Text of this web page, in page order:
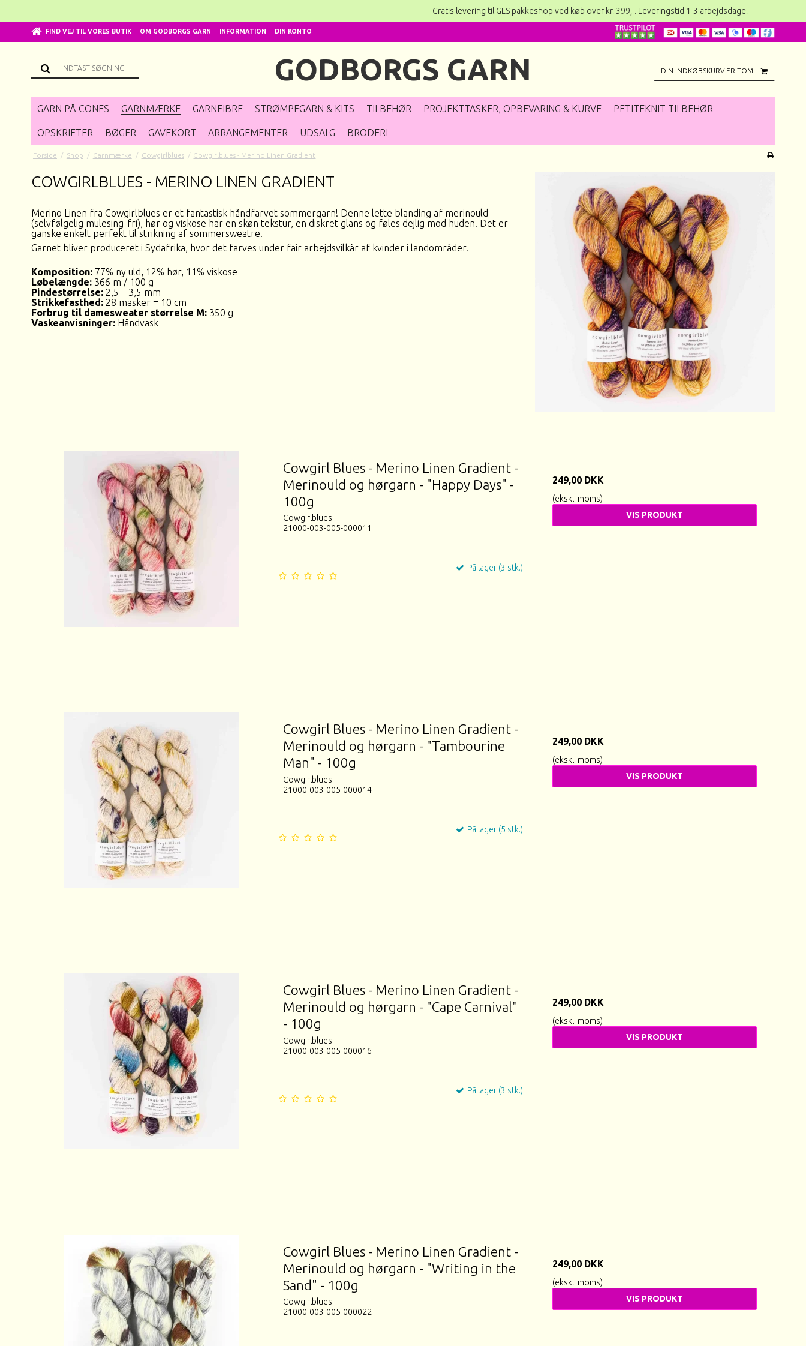
Gratis levering til GLS pakkeshop ved køb over kr. 399,-. Leveringstid 1-3 arbejdsdage. Er du
FIND VEJ TIL VORES BUTIK OM GODBORGS GARN INFORMATION DIN KONTO
GODBORGS GARN DIN INDKØBSKURV ER TOM
GARN PÅ CONES GARNMÆRKE GARNFIBRE STRØMPEGARN & KITS TILBEHØR PROJEKTTASKER, OPBEVARING & KURVE PETITEKNIT TILBEHØR
OPSKRIFTER BØGER GAVEKORT ARRANGEMENTER UDSALG BRODERI
Forside / Shop / Garnmærke / Cowgirlblues / Cowgirlblues - Merino Linen Gradient
COWGIRLBLUES - MERINO LINEN GRADIENT
Merino Linen fra Cowgirlblues er et fantastisk håndfarvet sommergarn! Denne lette blanding af merinould
(selvfølgelig mulesing-fri), hør og viskose har en skøn tekstur, en diskret glans og føles dejlig mod huden. Det er
ganske enkelt perfekt til strikning af sommersweatre!
Garnet bliver produceret i Sydafrika, hvor det farves under fair arbejdsvilkår af kvinder i landområder.
Komposition: 77% ny uld, 12% hør, 11% viskose
Løbelængde: 366 m / 100 g
Pindestørrelse: 2,5 – 3,5 mm
Strikkefasthed: 28 masker = 10 cm
Forbrug til damesweater størrelse M: 350 g
Vaskeanvisninger: Håndvask
Cowgirl Blues - Merino Linen Gradient -
Merinould og hørgarn - "Happy Days" -
100g
Cowgirlblues
21000-003-005-000011
På lager (3 stk.)
249,00 DKK
(ekskl. moms)
VIS PRODUKT
Cowgirl Blues - Merino Linen Gradient -
Merinould og hørgarn - "Tambourine
Man" - 100g
Cowgirlblues
21000-003-005-000014
På lager (5 stk.)
249,00 DKK
(ekskl. moms)
VIS PRODUKT
Cowgirl Blues - Merino Linen Gradient -
Merinould og hørgarn - "Cape Carnival"
- 100g
Cowgirlblues
21000-003-005-000016
På lager (3 stk.)
249,00 DKK
(ekskl. moms)
VIS PRODUKT
Cowgirl Blues - Merino Linen Gradient -
Merinould og hørgarn - "Writing in the
Sand" - 100g
Cowgirlblues
21000-003-005-000022
249,00 DKK
(ekskl. moms)
VIS PRODUKT